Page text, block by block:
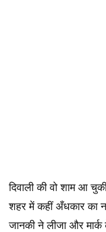
दिवाली की वो शाम आ
शहर में कहीं अँधकार का
जानकी ने लीजा और